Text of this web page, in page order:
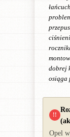
dobrej
osiąga
!!
Opel